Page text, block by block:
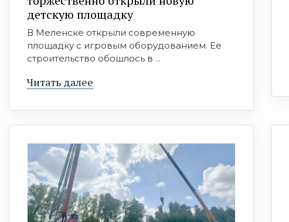
детскую площадку
В Меленске открыли современную
площадку с игровым оборудованием. Ее
строительство обошлось в ...
Читать далее